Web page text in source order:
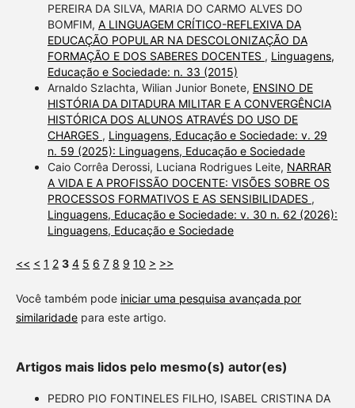
PEREIRA DA SILVA, MARIA DO CARMO ALVES DO
BOMFIM, A LINGUAGEM CRÍTICO-REFLEXIVA DA
EDUCAÇÃO POPULAR NA DESCOLONIZAÇÃO DA
FORMAÇÃO E DOS SABERES DOCENTES , Linguagens,
Educação e Sociedade: n. 33 (2015)
Arnaldo Szlachta, Wilian Junior Bonete, ENSINO DE
HISTÓRIA DA DITADURA MILITAR E A CONVERGÊNCIA
HISTÓRICA DOS ALUNOS ATRAVÉS DO USO DE
CHARGES , Linguagens, Educação e Sociedade: v. 29
n. 59 (2025): Linguagens, Educação e Sociedade
Caio Corrêa Derossi, Luciana Rodrigues Leite, NARRAR
A VIDA E A PROFISSÃO DOCENTE: VISÕES SOBRE OS
PROCESSOS FORMATIVOS E AS SENSIBILIDADES ,
Linguagens, Educação e Sociedade: v. 30 n. 62 (2026):
Linguagens, Educação e Sociedade
<< < 1 2 3 4 5 6 7 8 9 10 > >>
Você também pode iniciar uma pesquisa avançada por
similaridadepara este artigo.
Artigos mais lidos pelo mesmo(s) autor(es)
PEDRO PIO FONTINELES FILHO, ISABEL CRISTINA DA